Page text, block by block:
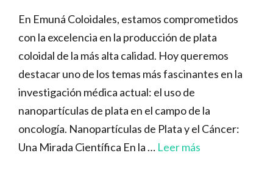
En Emuná Coloidales, estamos comprometidos
con la excelencia en la producción de plata
coloidal de la más alta calidad. Hoy queremos
destacar uno de los temas más fascinantes en la
investigación médica actual: el uso de
nanopartículas de plata en el campo de la
oncología. Nanopartículas de Plata y el Cáncer:
Una Mirada Científica En la … Leer más